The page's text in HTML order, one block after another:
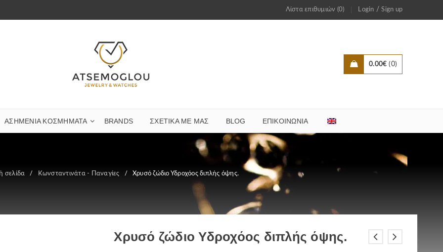
Λίστα επιθυμιών (0) Login /Sign up
0.00€ 0
ΑΣΗΜΈΝΙΑ ΚΟΣΜΉΜΑΤΑ BRANDS ΣΧΕΤΙΚΆ ΜΕ ΜΑΣ BLOG ΕΠΙΚΟΙΝΩΝΊΑ
σελίδα / Κωνσταντινάτα - Παναγίες / Χρυσό ζώδιο Υδροχόος διπλής όψης.
Χρυσό ζώδιο Υδροχόος διπλής όψης.